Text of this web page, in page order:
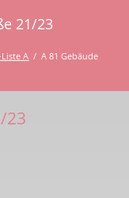
21/23
A
A 81 Gebäude
23